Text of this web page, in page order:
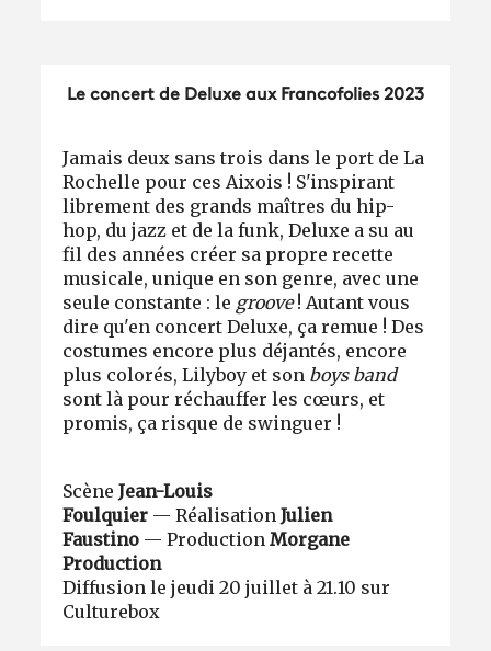
Le concert de Deluxe aux Francofolies 2023
Jamais deux sans trois dans le port de La
Rochelle pour ces Aixois ! S'inspirant
librement des grands maîtres du hip-
hop, du jazz et de la funk, Deluxe a su au
fil des années créer sa propre recette
musicale, unique en son genre, avec une
seule constante : le groove! Autant vous
dire qu'en concert Deluxe, ça remue ! Des
costumes encore plus déjantés, encore
plus colorés, Lilyboy et son boys band
sont là pour réchauffer les cœurs, et
promis, ça risque de swinguer !
ScèneJean-Louis
Foulquier — RéalisationJulien
Faustino — ProductionMorgane
Production
Diffusion le jeudi 20 juillet à 21.10 sur
Culturebox